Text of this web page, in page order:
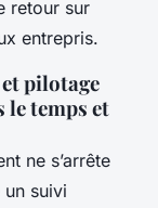
retour sur
entrepris.
pilotage
le temps et
ne s’arrête
un suivi